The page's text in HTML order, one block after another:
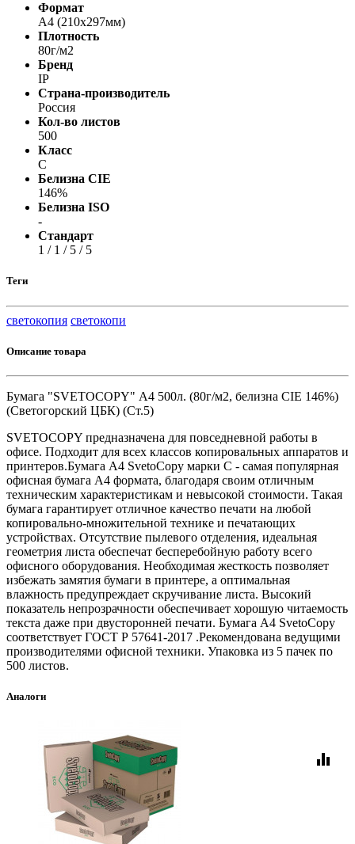
Формат
A4 (210x297мм)
Плотность
80г/м2
Бренд
IP
Страна-производитель
Россия
Кол-во листов
500
Класс
С
Белизна CIE
146%
Белизна ISO
-
Стандарт
1 / 1 / 5 / 5
Теги
светокопия светокопи
Описание товара
Бумага "SVETOCOPY" А4 500л. (80г/м2, белизна CIE 146%)
(Светогорский ЦБК) (Ст.5)
SVETOCOPY предназначена для повседневной работы в
офисе. Подходит для всех классов копировальных аппаратов и
принтеров.Бумага А4 SvetoCopy марки C - самая популярная
офисная бумага А4 формата, благодаря своим отличным
техническим характеристикам и невысокой стоимости. Такая
бумага гарантирует отличное качество печати на любой
копировально-множительной технике и печатающих
устройствах. Отсутствие пылевого отделения, идеальная
геометрия листа обеспечат бесперебойную работу всего
офисного оборудования. Необходимая жесткость позволяет
избежать замятия бумаги в принтере, а оптимальная
влажность предупреждает скручивание листа. Высокий
показатель непрозрачности обеспечивает хорошую читаемость
текста даже при двусторонней печати. Бумага А4 SvetoCopy
соответствует ГОСТ Р 57641-2017 .Рекомендована ведущими
производителями офисной техники. Упаковка из 5 пачек по
500 листов.
Аналоги
equalizer